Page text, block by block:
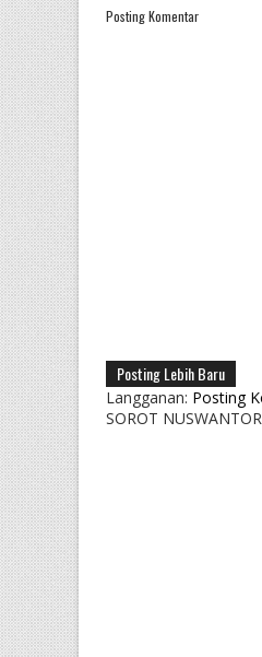
Posting Komentar
Posting Lebih Baru
Langganan: Posting
SOROT